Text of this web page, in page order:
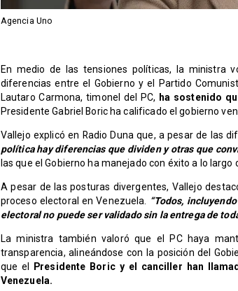
Agencia Uno
En medio de las tensiones políticas, la ministra
diferencias entre el Gobierno y el Partido
Lautaro Carmona, timonel del PC, ha sostenido
Presidente Gabriel Boric ha calificado el gobierno
Vallejo explicó en Radio Duna que, a pesar de las
política hay diferencias que dividen y otras que
las que el Gobierno ha manejado con éxito a lo largo
A pesar de las posturas divergentes, Vallejo
proceso electoral en Venezuela.
“Todos,
electoral no puede ser validado sin la entrega de
La ministra también valoró que el PC haya
transparencia, alineándose con la posición del
que el Presidente Boric y el canciller han
Venezuela.